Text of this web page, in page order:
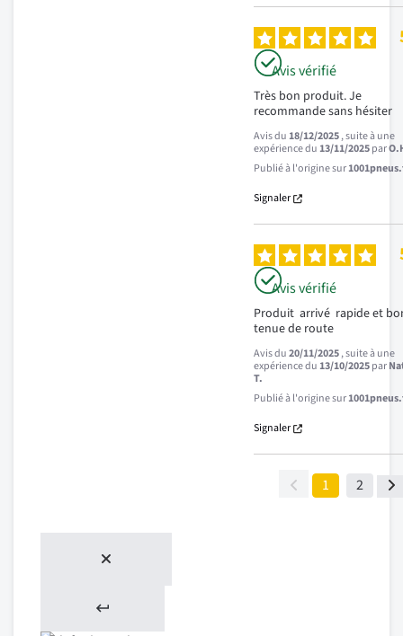
Avis vérifié
Très bon produit. Je
recommande sans hésiter
Avis du18/12/2025, suite à une
expérience du13/11/2025par
Publié à l'origine sur
Signaler
Avis vérifié
Produit  arrivé  rapide et
tenue de route
Avis du20/11/2025, suite à une
expérience du13/10/2025par
T.
Publié à l'origine sur
Signaler
1 2